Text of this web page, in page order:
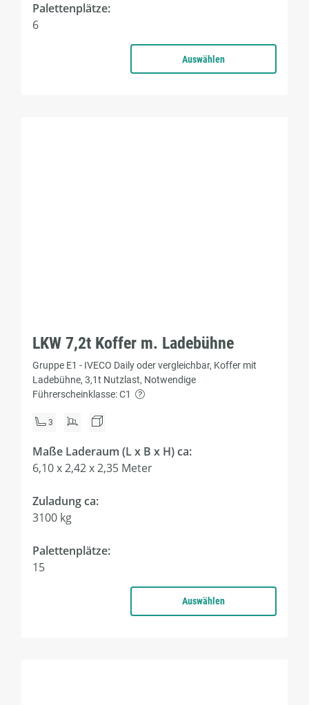
Palettenplätze:
6
Auswählen
LKW 7,2t Koffer m. Ladebühne
Gruppe E1 - IVECO Daily oder vergleichbar, Koffer mit
Ladebühne, 3,1t Nutzlast, Notwendige
Führerscheinklasse: C1
3
Maße Laderaum (L x B x H) ca:
6,10 x 2,42 x 2,35 Meter
Zuladung ca:
3100 kg
Palettenplätze:
15
Auswählen